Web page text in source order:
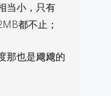
当小，只有
都不止；
那也是飕飕的